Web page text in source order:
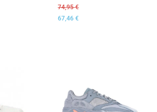
74,95€
67,46 €